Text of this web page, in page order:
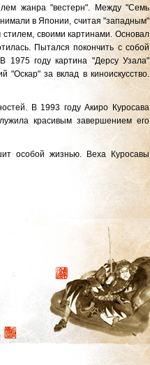
жанра "вестерн". Между "Семь
в Японии, считая "западным"
своими картинами. Основал
Пытался покончить с собой
1975 году картина "Дерсу Узала"
за вклад в киноискусство.
В 1993 году Акиро Куросава
красивым завершением его
особой жизнью. Веха Куросавы